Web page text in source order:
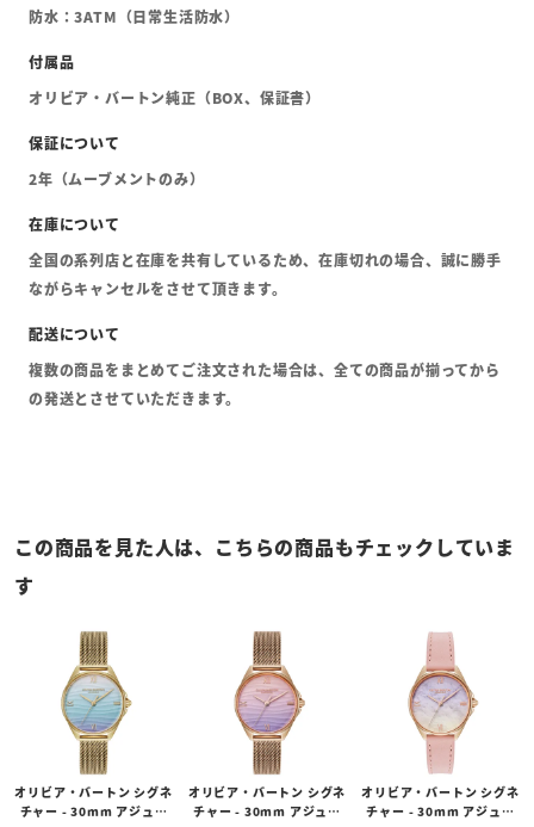
防水：3ATM（日常生活防水）
オリビア・バートン純正（BOX、保証書）
2年（ムーブメントのみ）
全国の系列店と在庫を共有しているため、在庫切れの場合、誠に勝手
ながらキャンセルをさせて頂きます。
複数の商品をまとめてご注文された場合は、全ての商品が揃ってから
の発送とさせていただきます。
この商品を見た人は、こちらの商品もチェックしていま
す
オリビア・バートン シグネ
チャー - 30mm アジュー
オリビア・バートン シグネ
チャー - 30mm アジュー
オリビア・バートン シグネ
チャー - 30mm アジュー